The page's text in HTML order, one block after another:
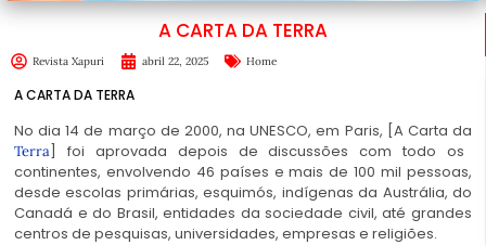
A CARTA DA TERRA
Revista Xapuri abril 22, 2025 Home
A CARTA DA TERRA
No dia 14 de março de 2000, na UNESCO, em Paris, [A Carta da
Terra] foi aprovada depois de discussões com todo os
continentes, envolvendo 46 países e mais de 100 mil pessoas,
desde escolas primárias, esquimós, indígenas da Austrália, do
Canadá e do Brasil, entidades da sociedade civil, até grandes
centros de pesquisas, universidades, empresas e religiões.